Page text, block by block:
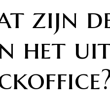
zijn
het